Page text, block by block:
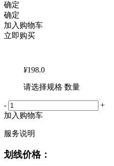
确定
确定
加入购物车
立即购买
¥198.0
请选择规格 数量
-
+
加入购物车
服务说明
划线价格：